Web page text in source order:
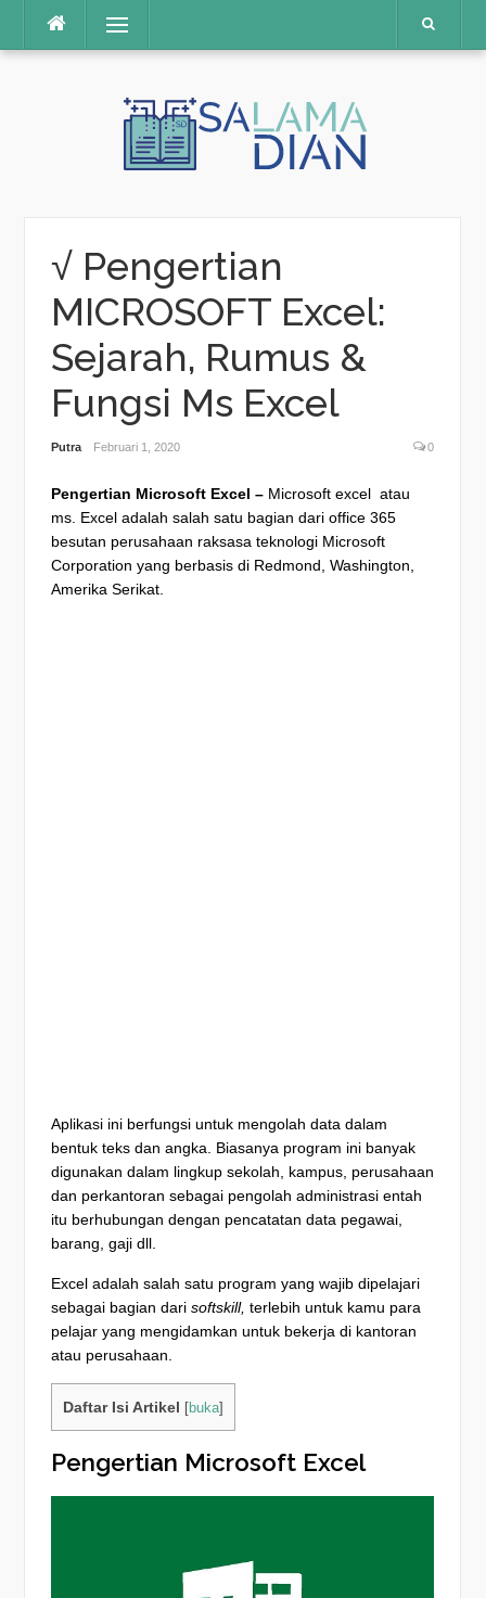
Menu
√ Pengertian
MICROSOFT Excel:
Sejarah, Rumus &
Fungsi Ms Excel
Putra Februari 1, 2020 0
Pengertian Microsoft Excel – Microsoft excel atau
ms. Excel adalah salah satu bagian dari office 365
besutan perusahaan raksasa teknologi Microsoft
Corporation yang berbasis di Redmond, Washington,
Amerika Serikat.
Aplikasi ini berfungsi untuk mengolah data dalam
bentuk teks dan angka. Biasanya program ini banyak
digunakan dalam lingkup sekolah, kampus, perusahaan
dan perkantoran sebagai pengolah administrasi entah
itu berhubungan dengan pencatatan data pegawai,
barang, gaji dll.
Excel adalah salah satu program yang wajib dipelajari
sebagai bagian dari softskill, terlebih untuk kamu para
pelajar yang mengidamkan untuk bekerja di kantoran
atau perusahaan.
Daftar Isi Artikel buka]
Pengertian Microsoft Excel